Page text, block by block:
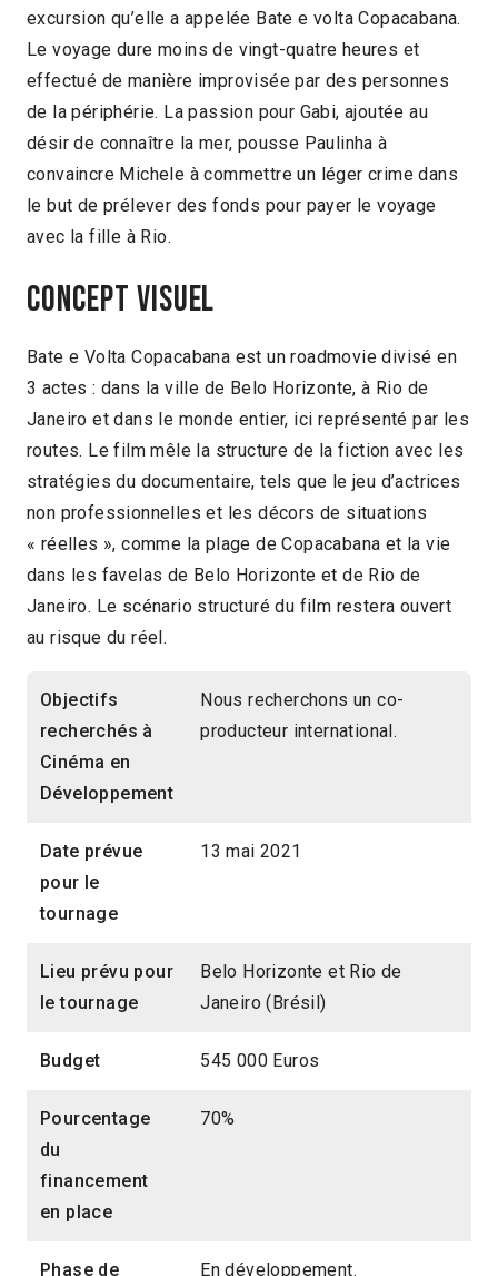
excursion qu’elle a appelée Bate e volta Copacabana.
Le voyage dure moins de vingt-quatre heures et
effectué de manière improvisée par des personnes
de la périphérie. La passion pour Gabi, ajoutée au
désir de connaître la mer, pousse Paulinha à
convaincre Michele à commettre un léger crime dans
le but de prélever des fonds pour payer le voyage
avec la fille à Rio.
Concept visuel
Bate e Volta Copacabana est un roadmovie divisé en
3 actes : dans la ville de Belo Horizonte, à Rio de
Janeiro et dans le monde entier, ici représenté par les
routes. Le film mêle la structure de la fiction avec les
stratégies du documentaire, tels que le jeu d’actrices
non professionnelles et les décors de situations
« réelles », comme la plage de Copacabana et la vie
dans les favelas de Belo Horizonte et de Rio de
Janeiro. Le scénario structuré du film restera ouvert
au risque du réel.
Objectifs
recherchés à
Cinéma en
Développement
Nous recherchons un co-
producteur international.
Date prévue
pour le
tournage
13 mai 2021
Lieu prévu pour
le tournage
Belo Horizonte et Rio de
Janeiro (Brésil)
Budget 545 000 Euros
Pourcentage
du
financement
en place
70%
Phase de En développement.